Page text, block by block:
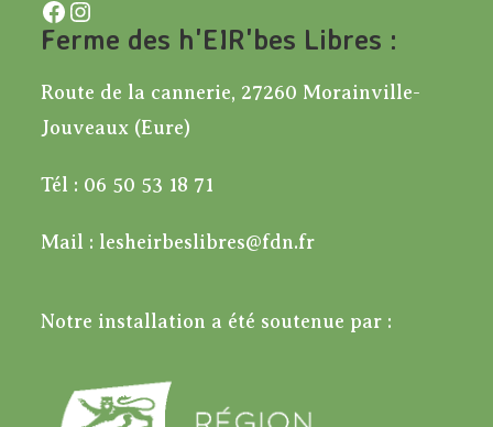
Facebook Instagram
Ferme des h'EIR'bes Libres :
Route de la cannerie, 27260 Morainville-
Jouveaux (Eure)
Tél : 06 50 53 18 71
Mail : lesheirbeslibres@fdn.fr
Notre installation a été soutenue par :